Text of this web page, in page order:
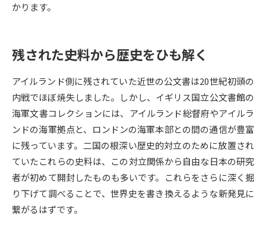
志望校・出願校を調べる
併願校選び 受験スケジュールを立てよう
先輩が入学を決めた理由 テレメール全国一斉進学調査
新生活お役立ちガイド
学問発見 学問検索
かります。
残された史料から歴史をひも解く
アイルランド側に残されていた近世の公文書は20世紀初頭の
内戦でほぼ焼失しました。しかし、イギリス国立公文書館の
海軍文書コレクションには、アイルランド総督府やアイルラ
ンドの海軍拠点と、ロンドンの海軍本部との間の通信が豊富
に残っています。二国の根深い歴史的対立のために放置され
ていたこれらの史料は、この対立関係から自由な日本の研究
者が初めて開封したものも多いです。これらをさらに深く掘
り下げて調べることで、世界史を書き換えるような新発見に
繋がるはずです。